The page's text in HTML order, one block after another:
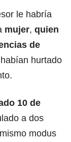
le habría
mujer, quien
de
hurtado
10 de
a dos
modus